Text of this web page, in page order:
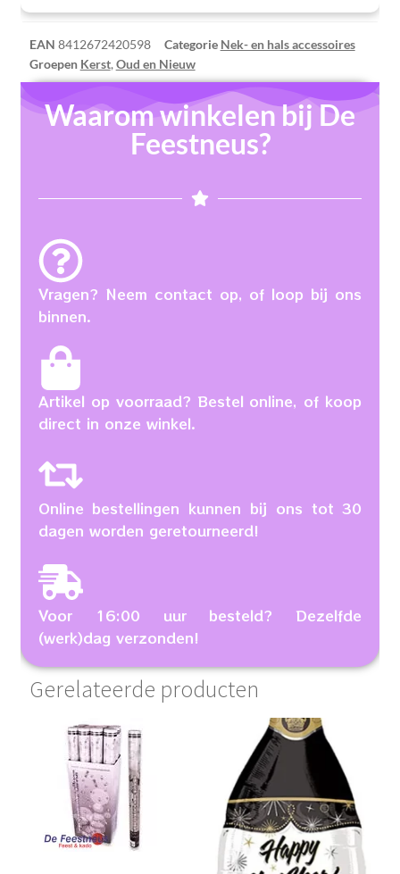
EAN 8412672420598 Categorie Nek- en hals accessoires
Groepen Kerst, Oud en Nieuw
Waarom winkelen bij De
Feestneus?
Vragen? Neem contact op, of loop bij ons
binnen.
Artikel op voorraad? Bestel online, of koop
direct in onze winkel.
Online bestellingen kunnen bij ons tot 30
dagen worden geretourneerd!
Voor 16:00 uur besteld? Dezelfde
(werk)dag verzonden!
Gerelateerde producten